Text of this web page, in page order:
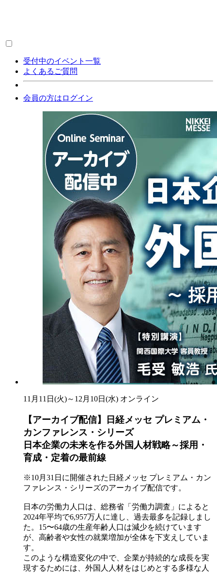
受付中のイベント一覧
よくあるご質問
会員の方はログイン
11月11日(火)～12月10日(水) オンライン
【アーカイブ配信】日経メッセ プレミアム・
カンファレンス・シリーズ
日本企業の未来を作る外国人材戦略～採用・
育成・定着の最前線
※10月31日に開催された日経メッセ プレミアム・カン
ファレンス・シリーズのアーカイブ配信です。
日本の労働力人口は、総務省「労働力調査」によると
2024年平均で6,957万人に達し、過去最多を記録しまし
た。15〜64歳の生産年齢人口は減少を続けています
が、高齢者や女性の就業増加が全体を下支えしていま
す。
このような構造変化の中で、企業が持続的な成長を実
現するためには、外国人人材をはじめとする多様な人